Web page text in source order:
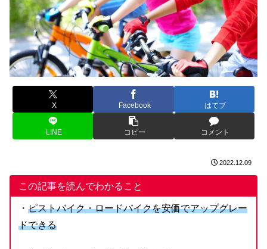
X Facebook はてブ
LINE コピー コメント
2022.12.09
この記事を読んでわかること
・ ピストバイク・ロードバイクを安価でアップグレー
ドできる